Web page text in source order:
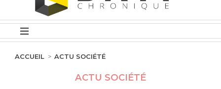
ACCUEIL ACTU SOCIÉTÉ
ACTU SOCIÉTÉ